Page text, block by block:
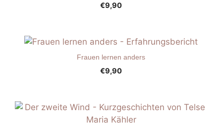
€9,90
Frauen lernen anders
€9,90